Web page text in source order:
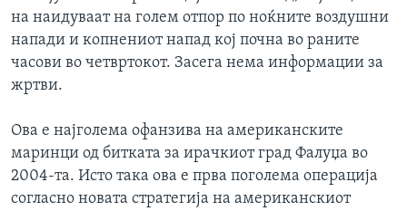
Јазици
на наидуваат на голем отпор по ноќните воздушни
напади и копнениот напад кој почна во раните
часови во четвртокот. Засега нема информации за
жртви.
Ова е најголема офанзива на американските
маринци од битката за ирачкиот град Фалуџа во
2004-та. Исто така ова е прва поголема операција
согласно новата стратегија на американскиот